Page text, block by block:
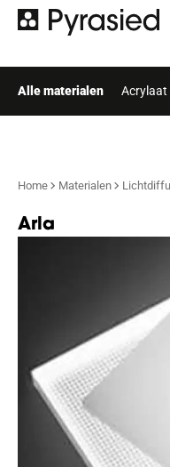
Alle materialen Acrylaat
Home Materialen
Arla